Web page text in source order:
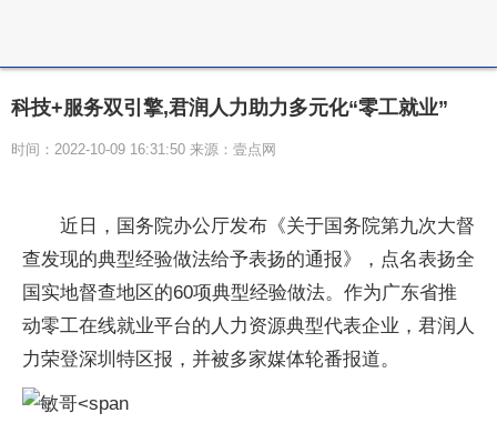
科技+服务双引擎,君润人力助力多元化“零工就业”
时间：2022-10-09 16:31:50 来源：壹点网
近日，国务院办公厅发布《关于国务院第九次大督
查发现的典型经验做法给予表扬的通报》，点名表扬全
国实地督查地区的60项典型经验做法。作为广东省推
动零工在线就业平台的人力资源典型代表企业，君润人
力荣登深圳特区报，并被多家媒体轮番报道。